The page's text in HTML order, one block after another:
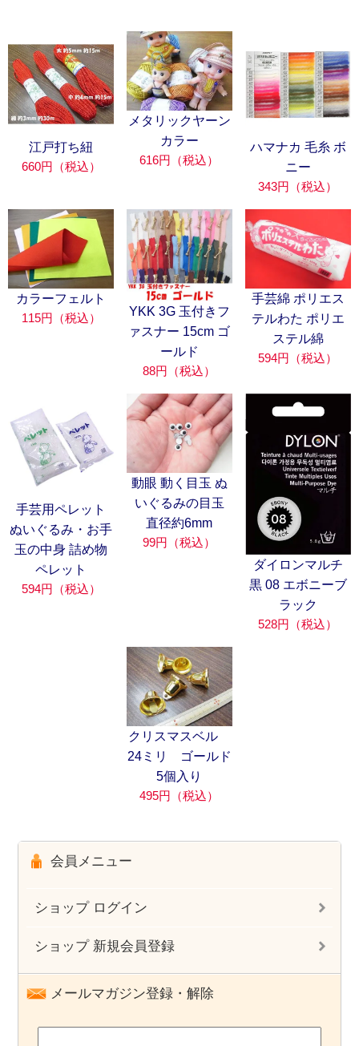
江戸打ち紐
660円（税込）
メタリックヤーン
カラー
616円（税込）
ハマナカ 毛糸 ボ
ニー
343円（税込）
カラーフェルト
115円（税込）
YKK 3G 玉付きフ
ァスナー 15cm ゴ
ールド
88円（税込）
手芸綿 ポリエス
テルわた ポリエ
ステル綿
594円（税込）
手芸用ペレット
ぬいぐるみ・お手
玉の中身 詰め物
ペレット
594円（税込）
動眼 動く目玉 ぬ
いぐるみの目玉
直径約6mm
99円（税込）
ダイロンマルチ
黒 08 エボニーブ
ラック
528円（税込）
クリスマスベル
24ミリ ゴールド
5個入り
495円（税込）
会員メニュー
ショップ ログイン
ショップ 新規会員登録
メールマガジン登録・解除